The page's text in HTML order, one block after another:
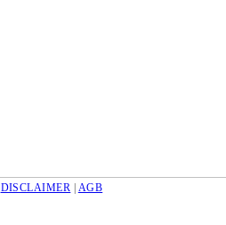
DISCLAIMER AGB